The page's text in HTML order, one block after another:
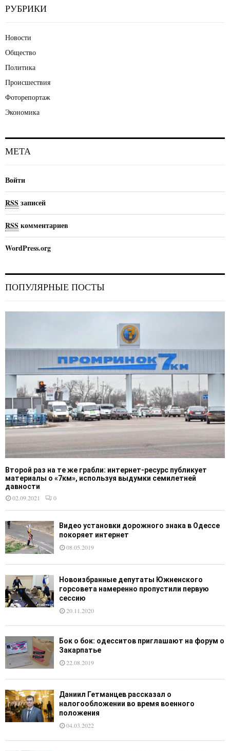
РУБРИКИ
Новости
Общество
Политика
Происшествия
Фоторепортаж
Экономика
МЕТА
Войти
RSS записей
RSS комментариев
WordPress.org
ПОПУЛЯРНЫЕ ПОСТЫ
Второй раз на те же грабли: интернет-ресурс публикует
материалы о «7км», используя выдумки семилетней
давности
02.09.2021
0
Видео установки дорожного знака в Одессе
покоряет интернет
08.05.2019
Новоизбранные депутаты Южненского
горсовета намеренно пропустили первую
сессию
20.11.2020
Бок о бок: одесситов приглашают на форум о
Закарпатье
22.08.2019
Даниил Гетманцев рассказал о
налогообложении во время военного
положения
04.03.2022